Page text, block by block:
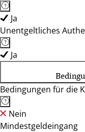
Ja
Unentgeltliches
Ja
Bedingungen für die
Nein
Mindestgeldeingang